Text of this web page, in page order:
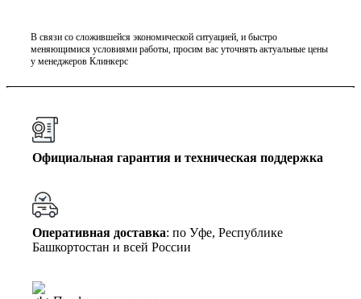
В связи со сложившейся экономической ситуацией, и быстро
меняющимися условиями работы, просим вас уточнять актуальные цены
у менеджеров Клинкерс
Официальная гарантия и техническая поддержка
Оперативная доставка: по Уфе, Республике
Башкортостан и всей России